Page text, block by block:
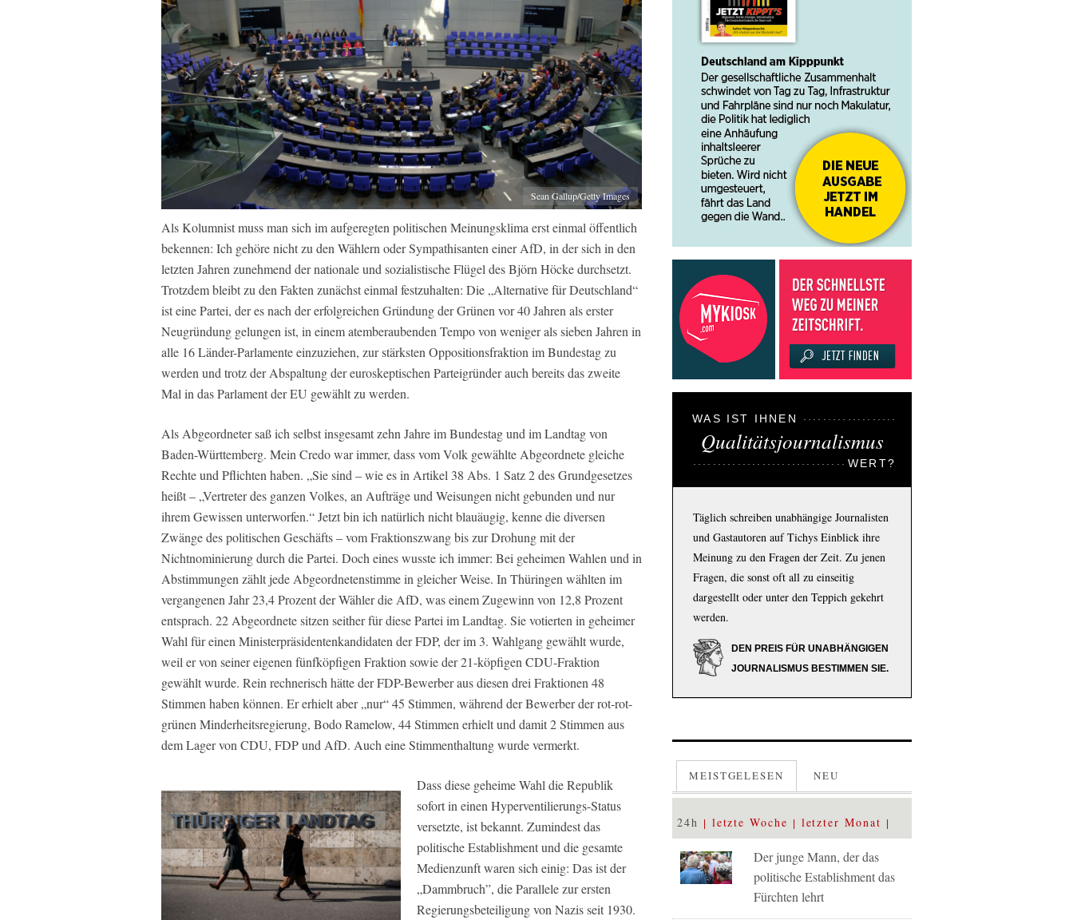
Sean Gallup/Getty Images
Als Kolumnist muss man sich im aufgeregten politischen Meinungsklima erst einmal öffentlich
bekennen: Ich gehöre nicht zu den Wählern oder Sympathisanten einer AfD, in der sich in den
letzten Jahren zunehmend der nationale und sozialistische Flügel des Björn Höcke durchsetzt.
Trotzdem bleibt zu den Fakten zunächst einmal festzuhalten: Die „Alternative für Deutschland“
ist eine Partei, der es nach der erfolgreichen Gründung der Grünen vor 40 Jahren als erster
Neugründung gelungen ist, in einem atemberaubenden Tempo von weniger als sieben Jahren in
alle 16 Länder-Parlamente einzuziehen, zur stärksten Oppositionsfraktion im Bundestag zu
werden und trotz der Abspaltung der euroskeptischen Parteigründer auch bereits das zweite
Mal in das Parlament der EU gewählt zu werden.
Als Abgeordneter saß ich selbst insgesamt zehn Jahre im Bundestag und im Landtag von
Baden-Württemberg. Mein Credo war immer, dass vom Volk gewählte Abgeordnete gleiche
Rechte und Pflichten haben. „Sie sind – wie es in Artikel 38 Abs. 1 Satz 2 des Grundgesetzes
heißt – „Vertreter des ganzen Volkes, an Aufträge und Weisungen nicht gebunden und nur
ihrem Gewissen unterworfen.“ Jetzt bin ich natürlich nicht blauäugig, kenne die diversen
Zwänge des politischen Geschäfts – vom Fraktionszwang bis zur Drohung mit der
Nichtnominierung durch die Partei. Doch eines wusste ich immer: Bei geheimen Wahlen und in
Abstimmungen zählt jede Abgeordnetenstimme in gleicher Weise. In Thüringen wählten im
vergangenen Jahr 23,4 Prozent der Wähler die AfD, was einem Zugewinn von 12,8 Prozent
entsprach. 22 Abgeordnete sitzen seither für diese Partei im Landtag. Sie votierten in geheimer
Wahl für einen Ministerpräsidentenkandidaten der FDP, der im 3. Wahlgang gewählt wurde,
weil er von seiner eigenen fünfköpfigen Fraktion sowie der 21-köpfigen CDU-Fraktion
gewählt wurde. Rein rechnerisch hätte der FDP-Bewerber aus diesen drei Fraktionen 48
Stimmen haben können. Er erhielt aber „nur“ 45 Stimmen, während der Bewerber der rot-rot-
grünen Minderheitsregierung, Bodo Ramelow, 44 Stimmen erhielt und damit 2 Stimmen aus
dem Lager von CDU, FDP und AfD. Auch eine Stimmenthaltung wurde vermerkt.
Dass diese geheime Wahl die Republik
sofort in einen Hyperventilierungs-Status
versetzte, ist bekannt. Zumindest das
politische Establishment und die gesamte
Medienzunft waren sich einig: Das ist der
„Dammbruch”, die Parallele zur ersten
Regierungsbeteiligung von Nazis seit 1930.
WAS IST IHNEN
Qualitätsjournalismus
WERT?
Täglich schreiben unabhängige Journalisten
und Gastautoren auf Tichys Einblick ihre
Meinung zu den Fragen der Zeit. Zu jenen
Fragen, die sonst oft all zu einseitig
dargestellt oder unter den Teppich gekehrt
werden.
DEN PREIS FÜR UNABHÄNGIGEN
JOURNALISMUS BESTIMMEN SIE.
MEISTGELESEN NEU
24h letzte Woche letzter Monat
Der junge Mann, der das
politische Establishment das
Fürchten lehrt